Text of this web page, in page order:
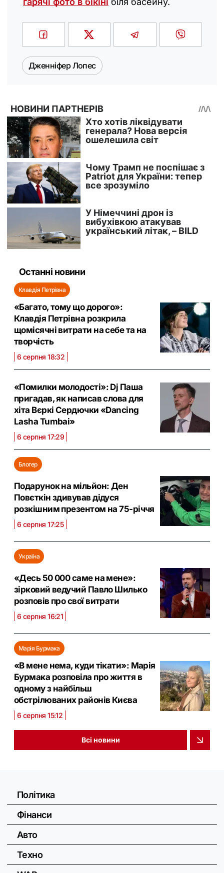
Дженніфер Лопес
Останні новини
Клавдія Петрівна
«Багато, тому що дорого»:
Клавдія Петрівна розкрила
щомісячні витрати на себе та на
творчість
6 серпня 18:32
«Помилки молодості»: Dj Паша
пригадав, як написав слова для
хіта Вєркі Сердючки «Dancing
Lasha Tumbai»
6 серпня 17:29
Блогер
Подарунок на мільйон: Ден
Повєткін здивував дідуся
розкішним презентом на 75-річчя
6 серпня 17:25
Україна
«Десь 50 000 саме на мене»:
зірковий ведучий Павло Шилько
розповів про свої витрати
6 серпня 16:21
Марія Бурмака
«В мене нема, куди тікати»: Марія
Бурмака розповіла про життя в
одному з найбільш
обстрілюваних районів Києва
6 серпня 15:12
Всі новини
Політика
Фінанси
Авто
Техно